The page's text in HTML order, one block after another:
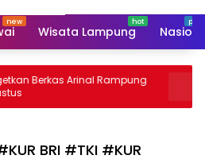
Wisata Lampung
Arinal Rampung
BRI #TKI #KUR